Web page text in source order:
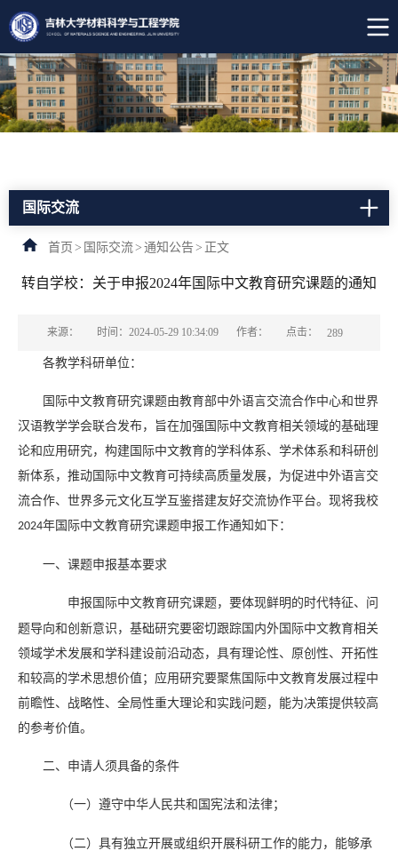
国际交流
首页 > 国际交流> 通知公告> 正文
转自学校：关于申报2024年国际中文教育研究课题的通知
来源： 时间：2024-05-29 10:34:09 作者： 点击： 289
各教学科研单位：
国际中文教育研究课题由教育部中外语言交流合作中心和世界
汉语教学学会联合发布，旨在加强国际中文教育相关领域的基础理
论和应用研究，构建国际中文教育的学科体系、学术体系和科研创
新体系，推动国际中文教育可持续高质量发展，为促进中外语言交
流合作、世界多元文化互学互鉴搭建友好交流协作平台。现将我校
2024年国际中文教育研究课题申报工作通知如下：
一、课题申报基本要求
申报国际中文教育研究课题，要体现鲜明的时代特征、问
题导向和创新意识，基础研究要密切跟踪国内外国际中文教育相关
领域学术发展和学科建设前沿动态，具有理论性、原创性、开拓性
和较高的学术思想价值；应用研究要聚焦国际中文教育发展过程中
前瞻性、战略性、全局性重大理论和实践问题，能为决策提供较高
的参考价值。
二、申请人须具备的条件
（一）遵守中华人民共和国宪法和法律；
（二）具有独立开展或组织开展科研工作的能力，能够承